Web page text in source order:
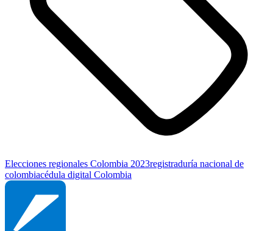
Elecciones regionales Colombia 2023registraduría nacional de
colombiacédula digital Colombia